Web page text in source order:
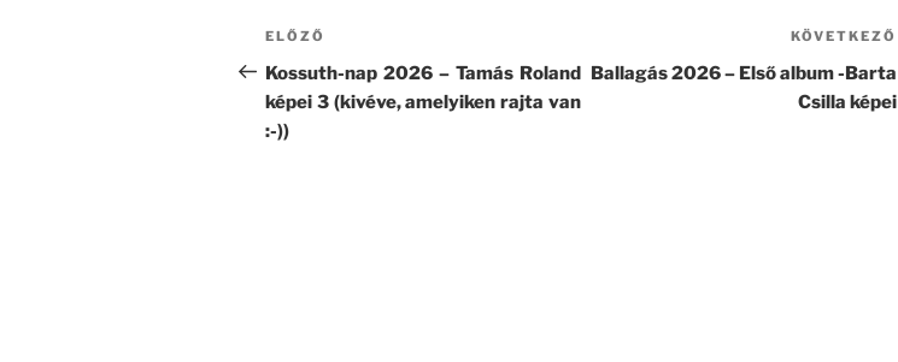
Bejegyzés
navigáció
Korábbi
bejegyzés
ELŐZŐ
Kossuth-nap 2026 – Tamás Roland
képei 3 (kivéve, amelyiken rajta van
:-))
KÖVETKEZŐ
Ballagás 2026 – Első album -Barta
Csilla képei